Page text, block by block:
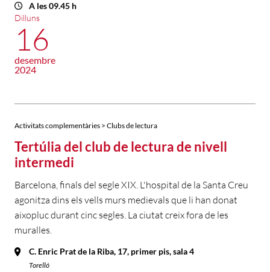
A les 09.45 h
Dilluns
16
desembre
2024
Activitats complementàries > Clubs de lectura
Tertúlia del club de lectura de nivell
intermedi
Barcelona, finals del segle XIX. L'hospital de la Santa Creu
agonitza dins els vells murs medievals que li han donat
aixopluc durant cinc segles. La ciutat creix fora de les
muralles.
C. Enric Prat de la Riba, 17, primer pis, sala 4
Torelló